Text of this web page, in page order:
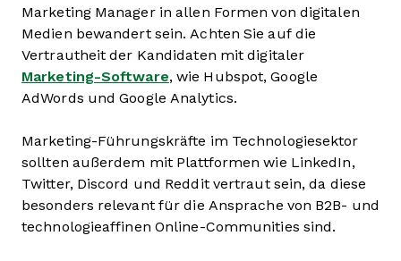
Marketing Manager in allen Formen von digitalen
Medien bewandert sein. Achten Sie auf die
Vertrautheit der Kandidaten mit digitaler
Marketing-Software, wie Hubspot, Google
AdWords und Google Analytics.
Marketing-Führungskräfte im Technologiesektor
sollten außerdem mit Plattformen wie LinkedIn,
Twitter, Discord und Reddit vertraut sein, da diese
besonders relevant für die Ansprache von B2B- und
technologieaffinen Online-Communities sind.